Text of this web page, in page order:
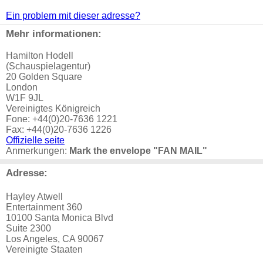
Ein problem mit dieser adresse?
Mehr informationen:
Hamilton Hodell
(Schauspielagentur)
20 Golden Square
London
W1F 9JL
Vereinigtes Königreich
Fone: +44(0)20-7636 1221
Fax: +44(0)20-7636 1226
Offizielle seite
Anmerkungen: Mark the envelope "FAN MAIL"
Adresse:
Hayley Atwell
Entertainment 360
10100 Santa Monica Blvd
Suite 2300
Los Angeles, CA 90067
Vereinigte Staaten